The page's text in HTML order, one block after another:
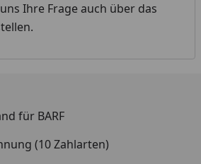
Ihre Frage auch über das
für BARF
(10 Zahlarten)